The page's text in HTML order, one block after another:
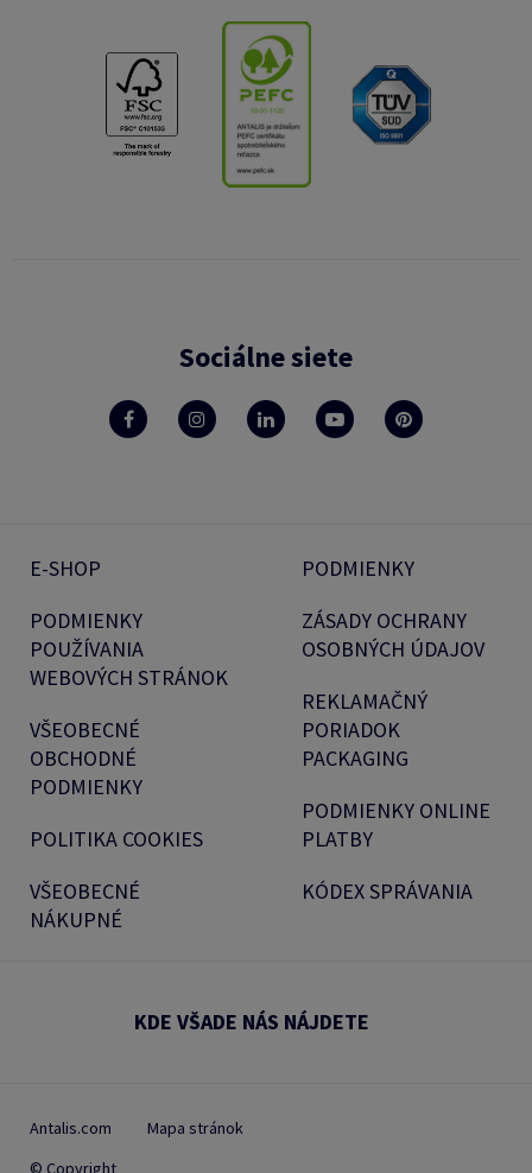
Sociálne siete
E-SHOP
PODMIENKY
POUŽÍVANIA
WEBOVÝCH STRÁNOK
VŠEOBECNÉ
OBCHODNÉ
PODMIENKY
POLITIKA COOKIES
VŠEOBECNÉ
NÁKUPNÉ
PODMIENKY
ZÁSADY OCHRANY
OSOBNÝCH ÚDAJOV
REKLAMAČNÝ
PORIADOK
PACKAGING
PODMIENKY ONLINE
PLATBY
KÓDEX SPRÁVANIA
KDE VŠADE NÁS NÁJDETE
Antalis.com
Mapa stránok
© Copyright